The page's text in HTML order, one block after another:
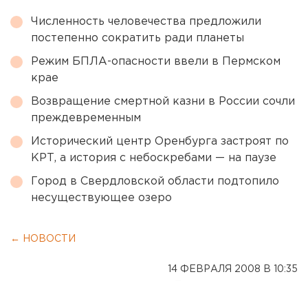
Численность человечества предложили
постепенно сократить ради планеты
Режим БПЛА-опасности ввели в Пермском
крае
Возвращение смертной казни в России сочли
преждевременным
Исторический центр Оренбурга застроят по
КРТ, а история с небоскребами — на паузе
Город в Свердловской области подтопило
несуществующее озеро
← НОВОСТИ
14 ФЕВРАЛЯ 2008 В 10:35